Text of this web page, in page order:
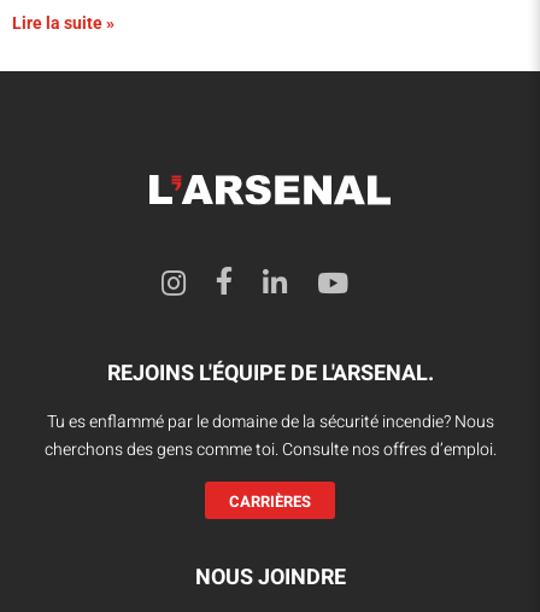
Lire la suite »
REJOINS L'ÉQUIPE DE L'ARSENAL.
Tu es enflammé par le domaine de la sécurité incendie? Nous
cherchons des gens comme toi. Consulte nos offres d’emploi.
CARRIÈRES
NOUS JOINDRE